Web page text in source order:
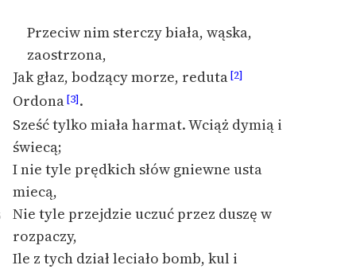
Kolekcje edukacyjne
twórców przechodzących
do domeny publicznej,
lektur szkolnych oraz
Starego Testamentu
Odkurzamy bohaterów
Szkoła Poezji Wolnych
Lektur
O nas
Kontakt
Przeciw nim sterczy biała, wąska,
zaostrzona,
Jak głaz, bodzący morze, reduta[2]
Ordona[3].
Sześć tylko miała harmat. Wciąż dymią i
świecą;
I nie tyle prędkich słów gniewne usta
miecą,
Nie tyle przejdzie uczuć przez duszę w
rozpaczy,
Ile z tych dział leciało bomb, kul i